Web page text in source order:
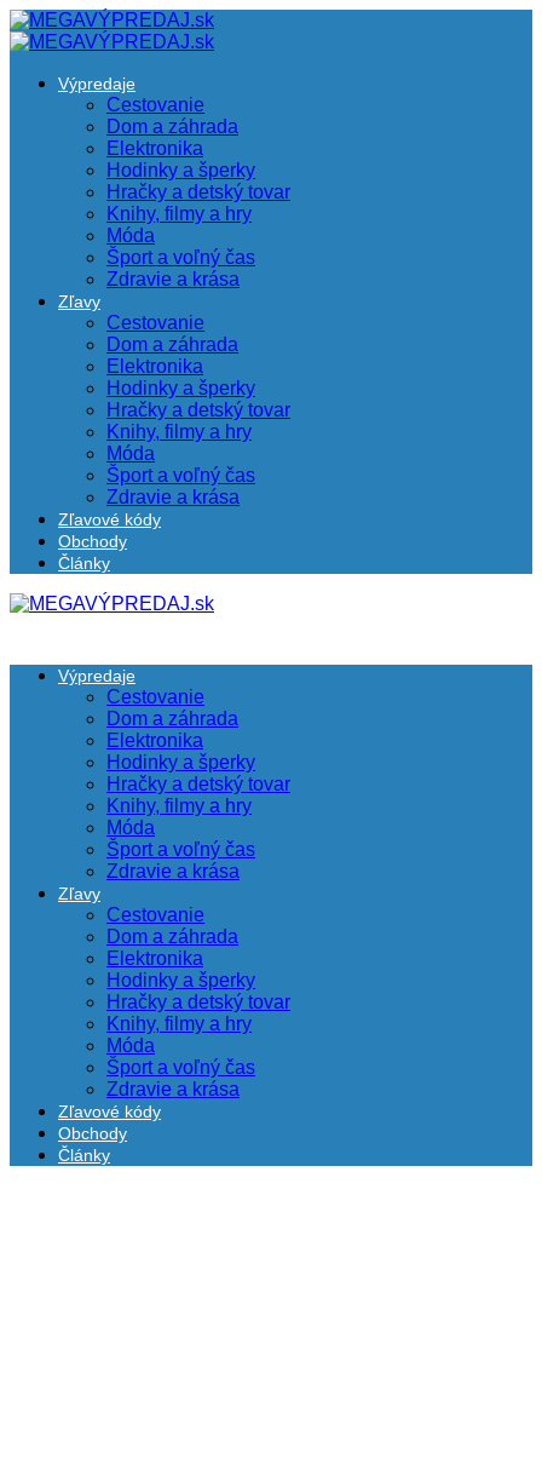
Výpredaje
Cestovanie
Dom a záhrada
Elektronika
Hodinky a šperky
Hračky a detský tovar
Knihy, filmy a hry
Móda
Šport a voľný čas
Zdravie a krása
Zľavy
Cestovanie
Dom a záhrada
Elektronika
Hodinky a šperky
Hračky a detský tovar
Knihy, filmy a hry
Móda
Šport a voľný čas
Zdravie a krása
Zľavové kódy
Obchody
Články
Výpredaje
Cestovanie
Dom a záhrada
Elektronika
Hodinky a šperky
Hračky a detský tovar
Knihy, filmy a hry
Móda
Šport a voľný čas
Zdravie a krása
Zľavy
Cestovanie
Dom a záhrada
Elektronika
Hodinky a šperky
Hračky a detský tovar
Knihy, filmy a hry
Móda
Šport a voľný čas
Zdravie a krása
Zľavové kódy
Obchody
Články